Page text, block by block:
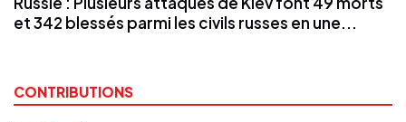
et 342 blessés parmi les civils russes en une...
CONTRIBUTIONS